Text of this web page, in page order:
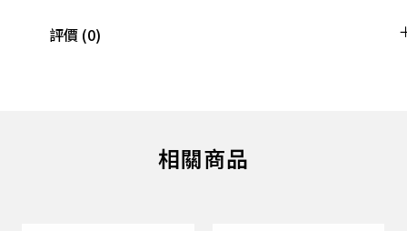
評價 (0)
相關商品